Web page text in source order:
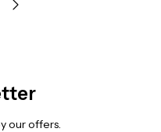
our offers.